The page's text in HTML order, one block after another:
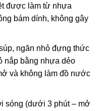
được làm từ nhựa
bám dính, không gây
ngăn nhỏ đựng thức
nắp bằng nhựa dẻo
và không làm đồ nước
sóng (dưới 3 phút – mở